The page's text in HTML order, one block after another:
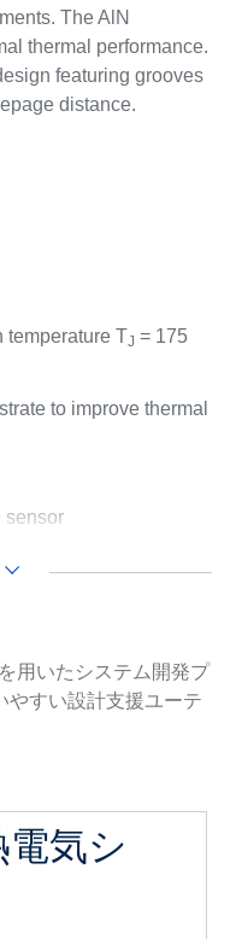
The AlN
thermal performance.
featuring grooves
distance.
temperature TJ = 175
to improve thermal
sensor
用いたシステム開発プ
やすい設計支援ユーテ
気シ